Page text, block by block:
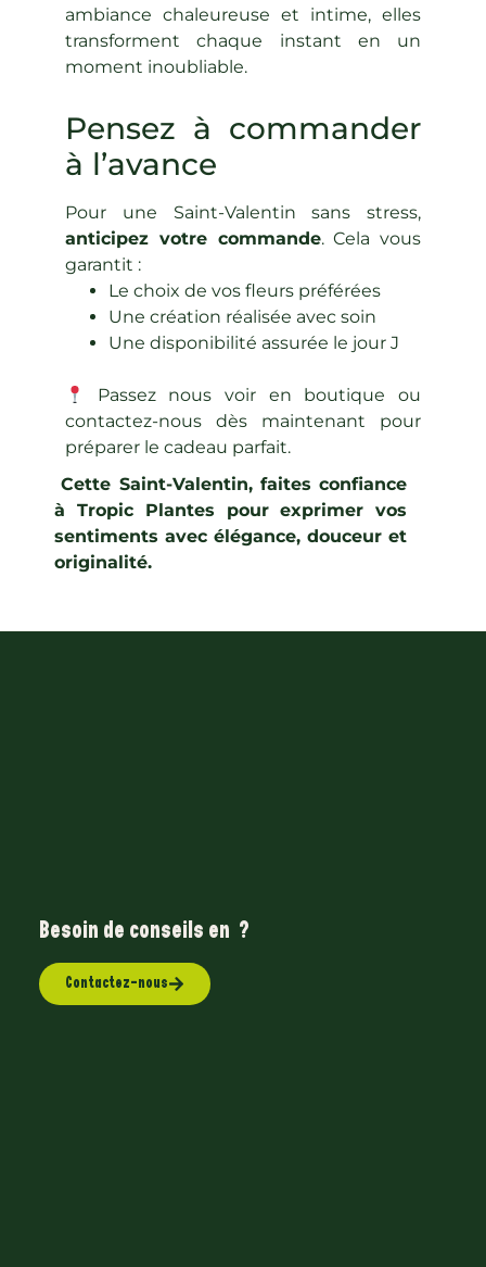
ambiance chaleureuse et intime, elles
transforment chaque instant en un
moment inoubliable.
Pensez à commander
à l’avance
Pour une Saint-Valentin sans stress,
anticipez votre commande. Cela vous
garantit :
Le choix de vos fleurs préférées
Une création réalisée avec soin
Une disponibilité assurée le jour J
Passez nous voir en boutique ou
contactez-nous dès maintenant pour
préparer le cadeau parfait.
Cette Saint-Valentin, faites confiance
à Tropic Plantes pour exprimer vos
sentiments avec élégance, douceur et
originalité.
Besoin de conseils en A?
Contactez-nous